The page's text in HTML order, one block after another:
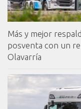
Más y mejor
posventa con un
Olavarría